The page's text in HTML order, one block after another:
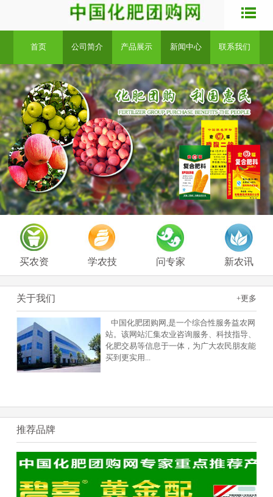
首页 公司简介 产品展示 新闻中心 联系我们
买农资 学农技 问专家 新农讯
+更多
关于我们
中国化肥团购网,是一个综合性服务益农网
站。该网站汇集农业咨询服务、科技指导、
化肥交易等信息于一体，为广大农民朋友能
买到更实用 ...
推荐品牌